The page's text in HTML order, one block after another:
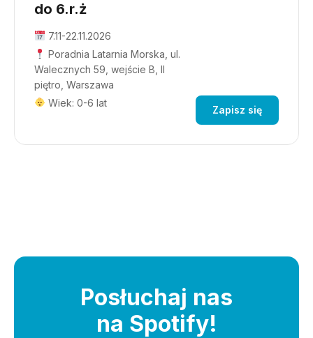
do 6.r.ż
7.11-22.11.2026
Poradnia Latarnia Morska, ul.
Walecznych 59, wejście B, II
piętro, Warszawa
Wiek: 0-6 lat
Zapisz się
Posłuchaj nas
na Spotify!